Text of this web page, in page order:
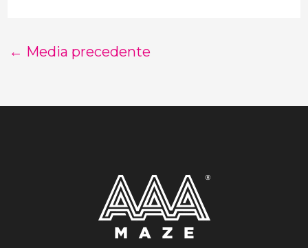
← Media precedente